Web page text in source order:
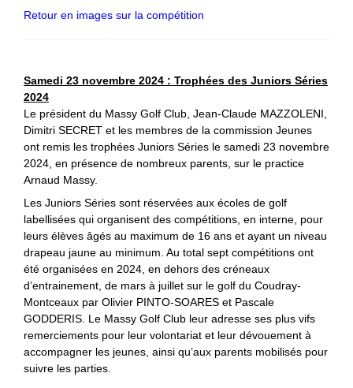
Retour en images sur la compétition
Samedi 23 novembre 2024 : Trophées des Juniors Séries
2024
Le président du Massy Golf Club, Jean-Claude MAZZOLENI,
Dimitri SECRET et les membres de la commission Jeunes
ont remis les trophées Juniors Séries le samedi 23 novembre
2024, en présence de nombreux parents, sur le practice
Arnaud Massy.
Les Juniors Séries sont réservées aux écoles de golf
labellisées qui organisent des compétitions, en interne, pour
leurs élèves âgés au maximum de 16 ans et ayant un niveau
drapeau jaune au minimum. Au total sept compétitions ont
été organisées en 2024, en dehors des créneaux
d’entrainement, de mars à juillet sur le golf du Coudray-
Montceaux par Olivier PINTO-SOARES et Pascale
GODDERIS. Le Massy Golf Club leur adresse ses plus vifs
remerciements pour leur volontariat et leur dévouement à
accompagner les jeunes, ainsi qu’aux parents mobilisés pour
suivre les parties.